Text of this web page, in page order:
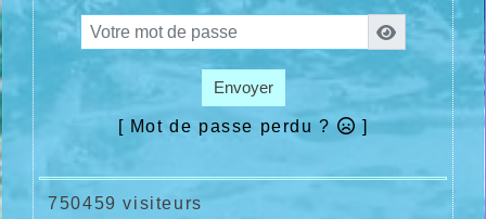
Envoyer
[ Mot de passe perdu ? ]
750459 visiteurs